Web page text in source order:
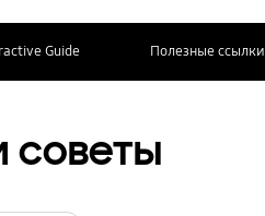
Guide Полезные ссылки
советы